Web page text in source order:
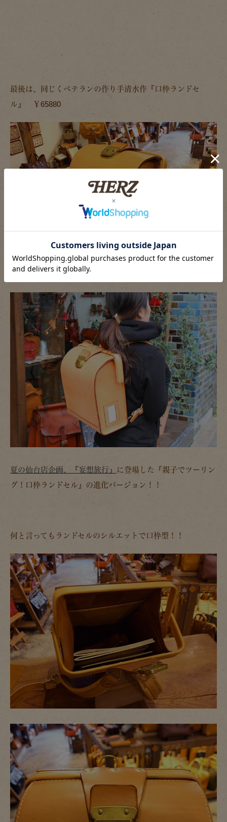
最後は、同じくベテランの作り手清水作『口枠ランドセ
ル』 ￥65880
夏の仙台店企画、『妄想旅行』
に登場した『親子でツーリン
グ！口枠ランドセル』の進化バージョン！！
何と言ってもランドセルのシルエットで口枠型！！